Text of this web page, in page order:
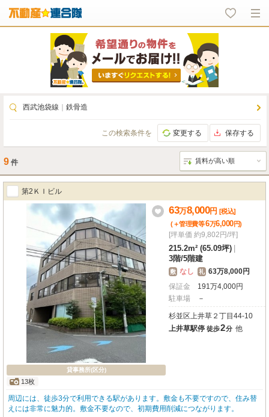
西武池袋線 鉄骨造
この検索条件を 変更する 保存する
9 件
第2ＫＩビル
貸事務所(区分)
13枚
63万8,000円 [税込]
(＋管理費等6万6,000円)
[坪単価 約9,802円/坪]
215.2m² (65.09坪)
3階/5階建
敷 なし 礼 63万8,000円
保証金
191万4,000円
駐車場
－
杉並区上井草２丁目44-10
上井草駅停 徒歩2分 他
周辺には、徒歩3分で利用できる駅があります。敷金も不要ですので、住み替
えには非常に魅力的。敷金不要なので、初期費用削減につながります。